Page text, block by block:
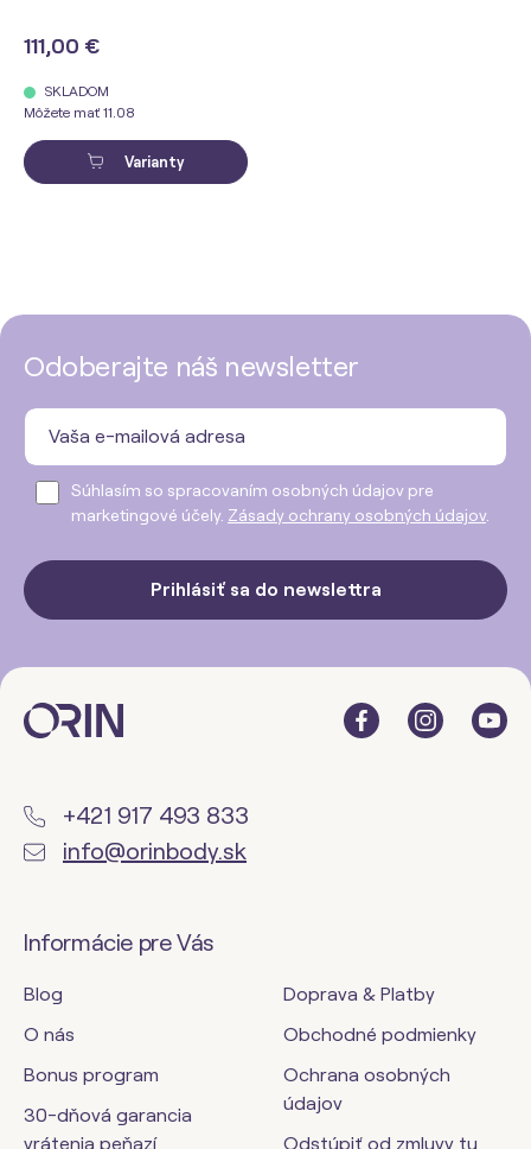
111,00 €
SKLADOM
Môžete mať 11.08
Varianty
Odoberajte náš newsletter
Súhlasím so spracovaním osobných údajov pre
marketingové účely. Zásady ochrany osobných údajov.
Prihlásiť sa do newslettra
+421 917 493 833
info@orinbody.sk
Informácie pre Vás
Blog
O nás
Bonus program
30-dňová garancia
vrátenia peňazí
Doprava & Platby
Obchodné podmienky
Ochrana osobných
údajov
Odstúpiť od zmluvy tu